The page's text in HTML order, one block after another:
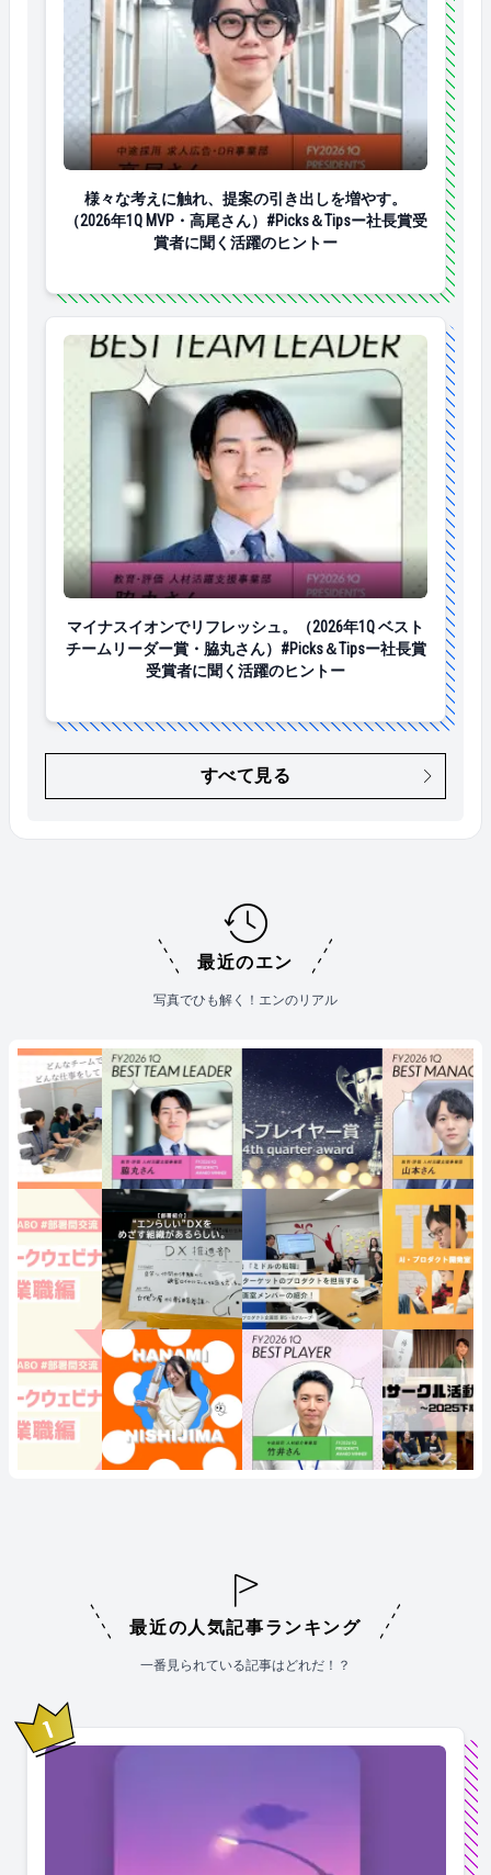
様々な考えに触れ、提案の引き出しを増やす。（
様々な考えに触れ、提案の引き出しを増やす。
（2026年1Q MVP・高尾さん）#Picks＆Tipsー社長賞受
賞者に聞く活躍のヒントー
マイナスイオンでリフレッシュ。（2026年1Q ベス
マイナスイオンでリフレッシュ。（2026年1Q ベスト
チームリーダー賞・脇丸さん）#Picks＆Tipsー社長賞
受賞者に聞く活躍のヒントー
すべて見る
最近のエン
写真でひも解く！エンのリアル
最近の人気記事ランキング
一番見られている記事はどれだ！？
1位